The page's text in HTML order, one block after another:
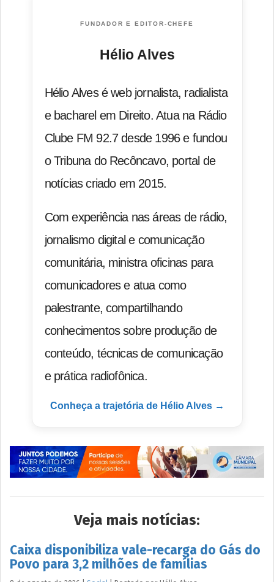
FUNDADOR E EDITOR-CHEFE
Hélio Alves
Hélio Alves é web jornalista, radialista
e bacharel em Direito. Atua na Rádio
Clube FM 92.7 desde 1996 e fundou
o Tribuna do Recôncavo, portal de
notícias criado em 2015.
Com experiência nas áreas de rádio,
jornalismo digital e comunicação
comunitária, ministra oficinas para
comunicadores e atua como
palestrante, compartilhando
conhecimentos sobre produção de
conteúdo, técnicas de comunicação
e prática radiofônica.
Conheça a trajetória de Hélio Alves →
Veja mais notícias:
Caixa disponibiliza vale-recarga do Gás do
Povo para 3,2 milhões de famílias